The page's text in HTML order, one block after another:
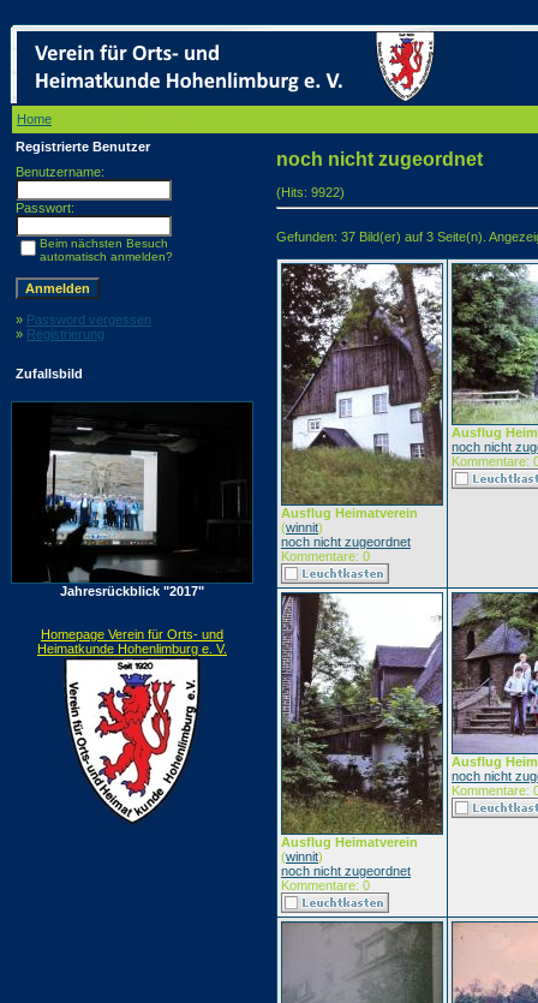
Home
Registrierte Benutzer
Benutzername:
Passwort:
Beim nächsten Besuch
automatisch anmelden?
» Password vergessen
» Registrierung
Zufallsbild
Jahresrückblick "2017"
Homepage Verein für Orts- und
Heimatkunde Hohenlimburg e. V.
noch nicht zugeordnet
(Hits: 9922)
Gefunden: 37 Bild(er) auf 3 Seite(n).
Ausflug Heimatverein
(winnit)
noch nicht zugeordnet
Kommentare: 0
Ausflug
noch nicht
Kommentare:
Ausflug Heimatverein
(winnit)
noch nicht zugeordnet
Kommentare: 0
Ausflug
noch nicht
Kommentare: